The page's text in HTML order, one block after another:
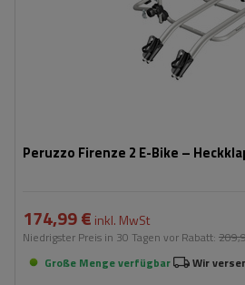
Peruzzo Firenze 2 E-Bike –
174,99 € inkl. MwSt
Niedrigster Preis in 30 Tagen vor Rabatt:
Große Menge verfügbar
Wir